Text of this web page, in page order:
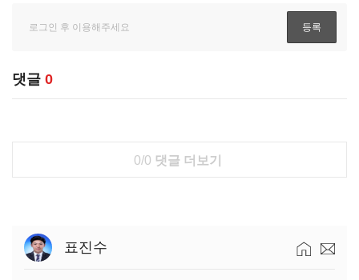
댓글 0
0/0 댓글 더보기
표진수